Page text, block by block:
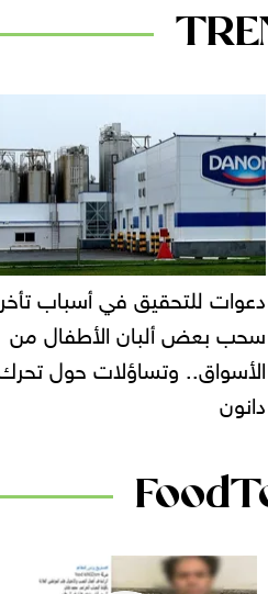
إحالة مالك محل إيتوال للمحاكمة
الجنائية العاجلة